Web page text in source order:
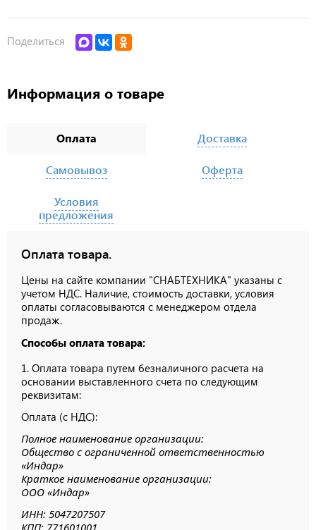
Поделиться
Информация о товаре
Оплата
Оплата товара.
Цены на сайте компании "СНАБТЕХНИКА" указаны с
учетом НДС. Наличие, стоимость доставки, условия
оплаты согласовываются с менеджером отдела
продаж.
Способы оплата товара:
1. Оплата товара путем безналичного расчета на
основании выставленного счета по следующим
реквизитам:
Оплата (с НДС):
Полное наименование организации:
Общество с ограниченной ответственностью
«Индар»
Краткое наименование организации:
ООО «Индар»
ИНН: 5047207507
Доставка
Самовывоз Оферта
Условия
предложения